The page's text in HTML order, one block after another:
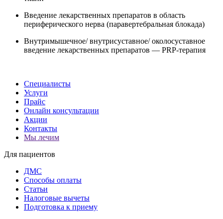
Введение лекарственных препаратов в область
периферического нерва (паравертебральная блокада)
Внутримышечное/ внутрисуставное/ околосуставное
введение лекарственных препаратов — PRP-терапия
Специалисты
Услуги
Прайс
Онлайн консультации
Акции
Контакты
Мы лечим
Для пациентов
ДМС
Способы оплаты
Статьи
Налоговые вычеты
Подготовка к приему